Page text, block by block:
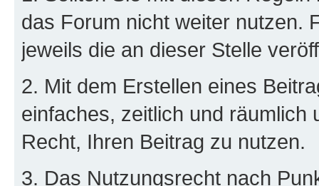
das Forum nicht weiter nutzen.
jeweils die an dieser Stelle
2. Mit dem Erstellen eines
einfaches, zeitlich und räumlich
Recht, Ihren Beitrag zu nutzen.
3. Das Nutzungsrecht nach